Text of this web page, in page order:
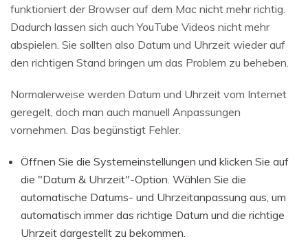
funktioniert der Browser auf dem Mac nicht mehr richtig.
Dadurch lassen sich auch YouTube Videos nicht mehr
abspielen. Sie sollten also Datum und Uhrzeit wieder auf
den richtigen Stand bringen um das Problem zu beheben.
Normalerweise werden Datum und Uhrzeit vom Internet
geregelt, doch man auch manuell Anpassungen
vornehmen. Das begünstigt Fehler.
Öffnen Sie die Systemeinstellungen und klicken Sie auf
die "Datum & Uhrzeit"-Option. Wählen Sie die
automatische Datums- und Uhrzeitanpassung aus, um
automatisch immer das richtige Datum und die richtige
Uhrzeit dargestellt zu bekommen.